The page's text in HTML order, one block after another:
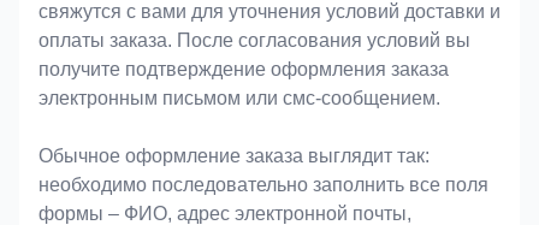
свяжутся с вами для уточнения условий доставки и
оплаты заказа. После согласования условий вы
получите подтверждение оформления заказа
электронным письмом или смс-сообщением.
Обычное оформление заказа выглядит так:
необходимо последовательно заполнить все поля
формы – ФИО, адрес электронной почты,